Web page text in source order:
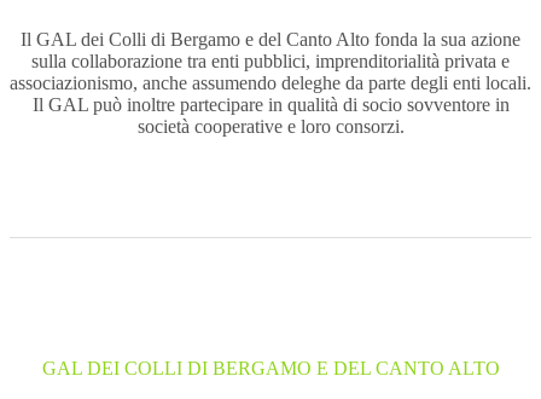
Il GAL dei Colli di Bergamo e del Canto Alto fonda la sua azione
sulla collaborazione tra enti pubblici, imprenditorialità privata e
associazionismo, anche assumendo deleghe da parte degli enti locali.
Il GAL può inoltre partecipare in qualità di socio sovventore in
società cooperative e loro consorzi.
GAL DEI COLLI DI BERGAMO E DEL CANTO ALTO